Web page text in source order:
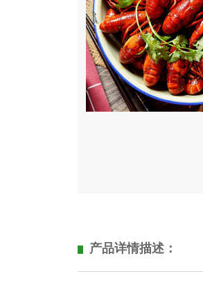
产品详情描述：